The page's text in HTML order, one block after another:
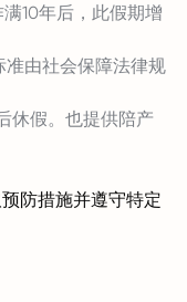
10年后，此假期增
准由社会保障法律规
休假。也提供陪产
防措施并遵守特定